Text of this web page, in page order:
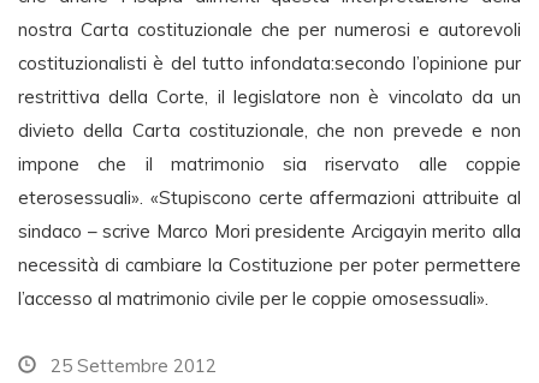
nostra Carta costituzionale che per numerosi e autorevoli
costituzionalisti è del tutto infondata:secondo l’opinione pur
restrittiva della Corte, il legislatore non è vincolato da un
divieto della Carta costituzionale, che non prevede e non
impone che il matrimonio sia riservato alle coppie
eterosessuali». «Stupiscono certe affermazioni attribuite al
sindaco – scrive Marco Mori presidente Arcigayin merito alla
necessità di cambiare la Costituzione per poter permettere
l’accesso al matrimonio civile per le coppie omosessuali».
25 Settembre 2012